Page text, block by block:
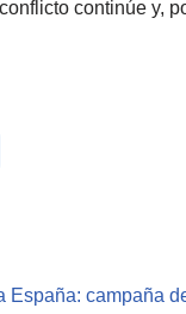
continúe y,
España: campaña